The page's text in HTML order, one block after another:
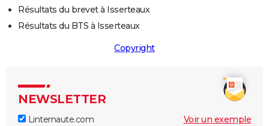
Résultats du brevet à Isserteaux
Résultats du BTS à Isserteaux
Copyright
NEWSLETTER
Linternaute.com Voir un exemple